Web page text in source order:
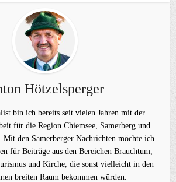
Hötzelsperger
bin ich bereits seit vielen Jahren mit der
für die Region Chiemsee, Samerberg und
Mit den Samerberger Nachrichten möchte ich
für Beiträge aus den Bereichen Brauchtum,
und Kirche, die sonst vielleicht in den
breiten Raum bekommen würden.